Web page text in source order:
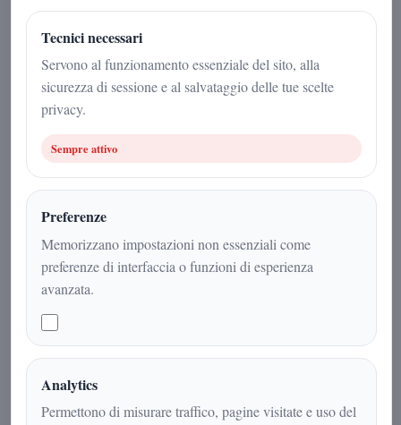
1 marzo 2026
Con “Per sempre sì”, Sal Da Vinci
vince Sanremo 2026: un trionfo
all’Ariston tra applausi, social in festa
e una ballata che parla d’amore per
Tecnici necessari
Servono al funzionamento essenziale del sito, alla
sicurezza di sessione e al salvataggio delle tue scelte
privacy.
Sempre attivo
Preferenze
Memorizzano impostazioni non essenziali come
preferenze di interfaccia o funzioni di esperienza
avanzata.
Analytics
Permettono di misurare traffico, pagine visitate e uso del